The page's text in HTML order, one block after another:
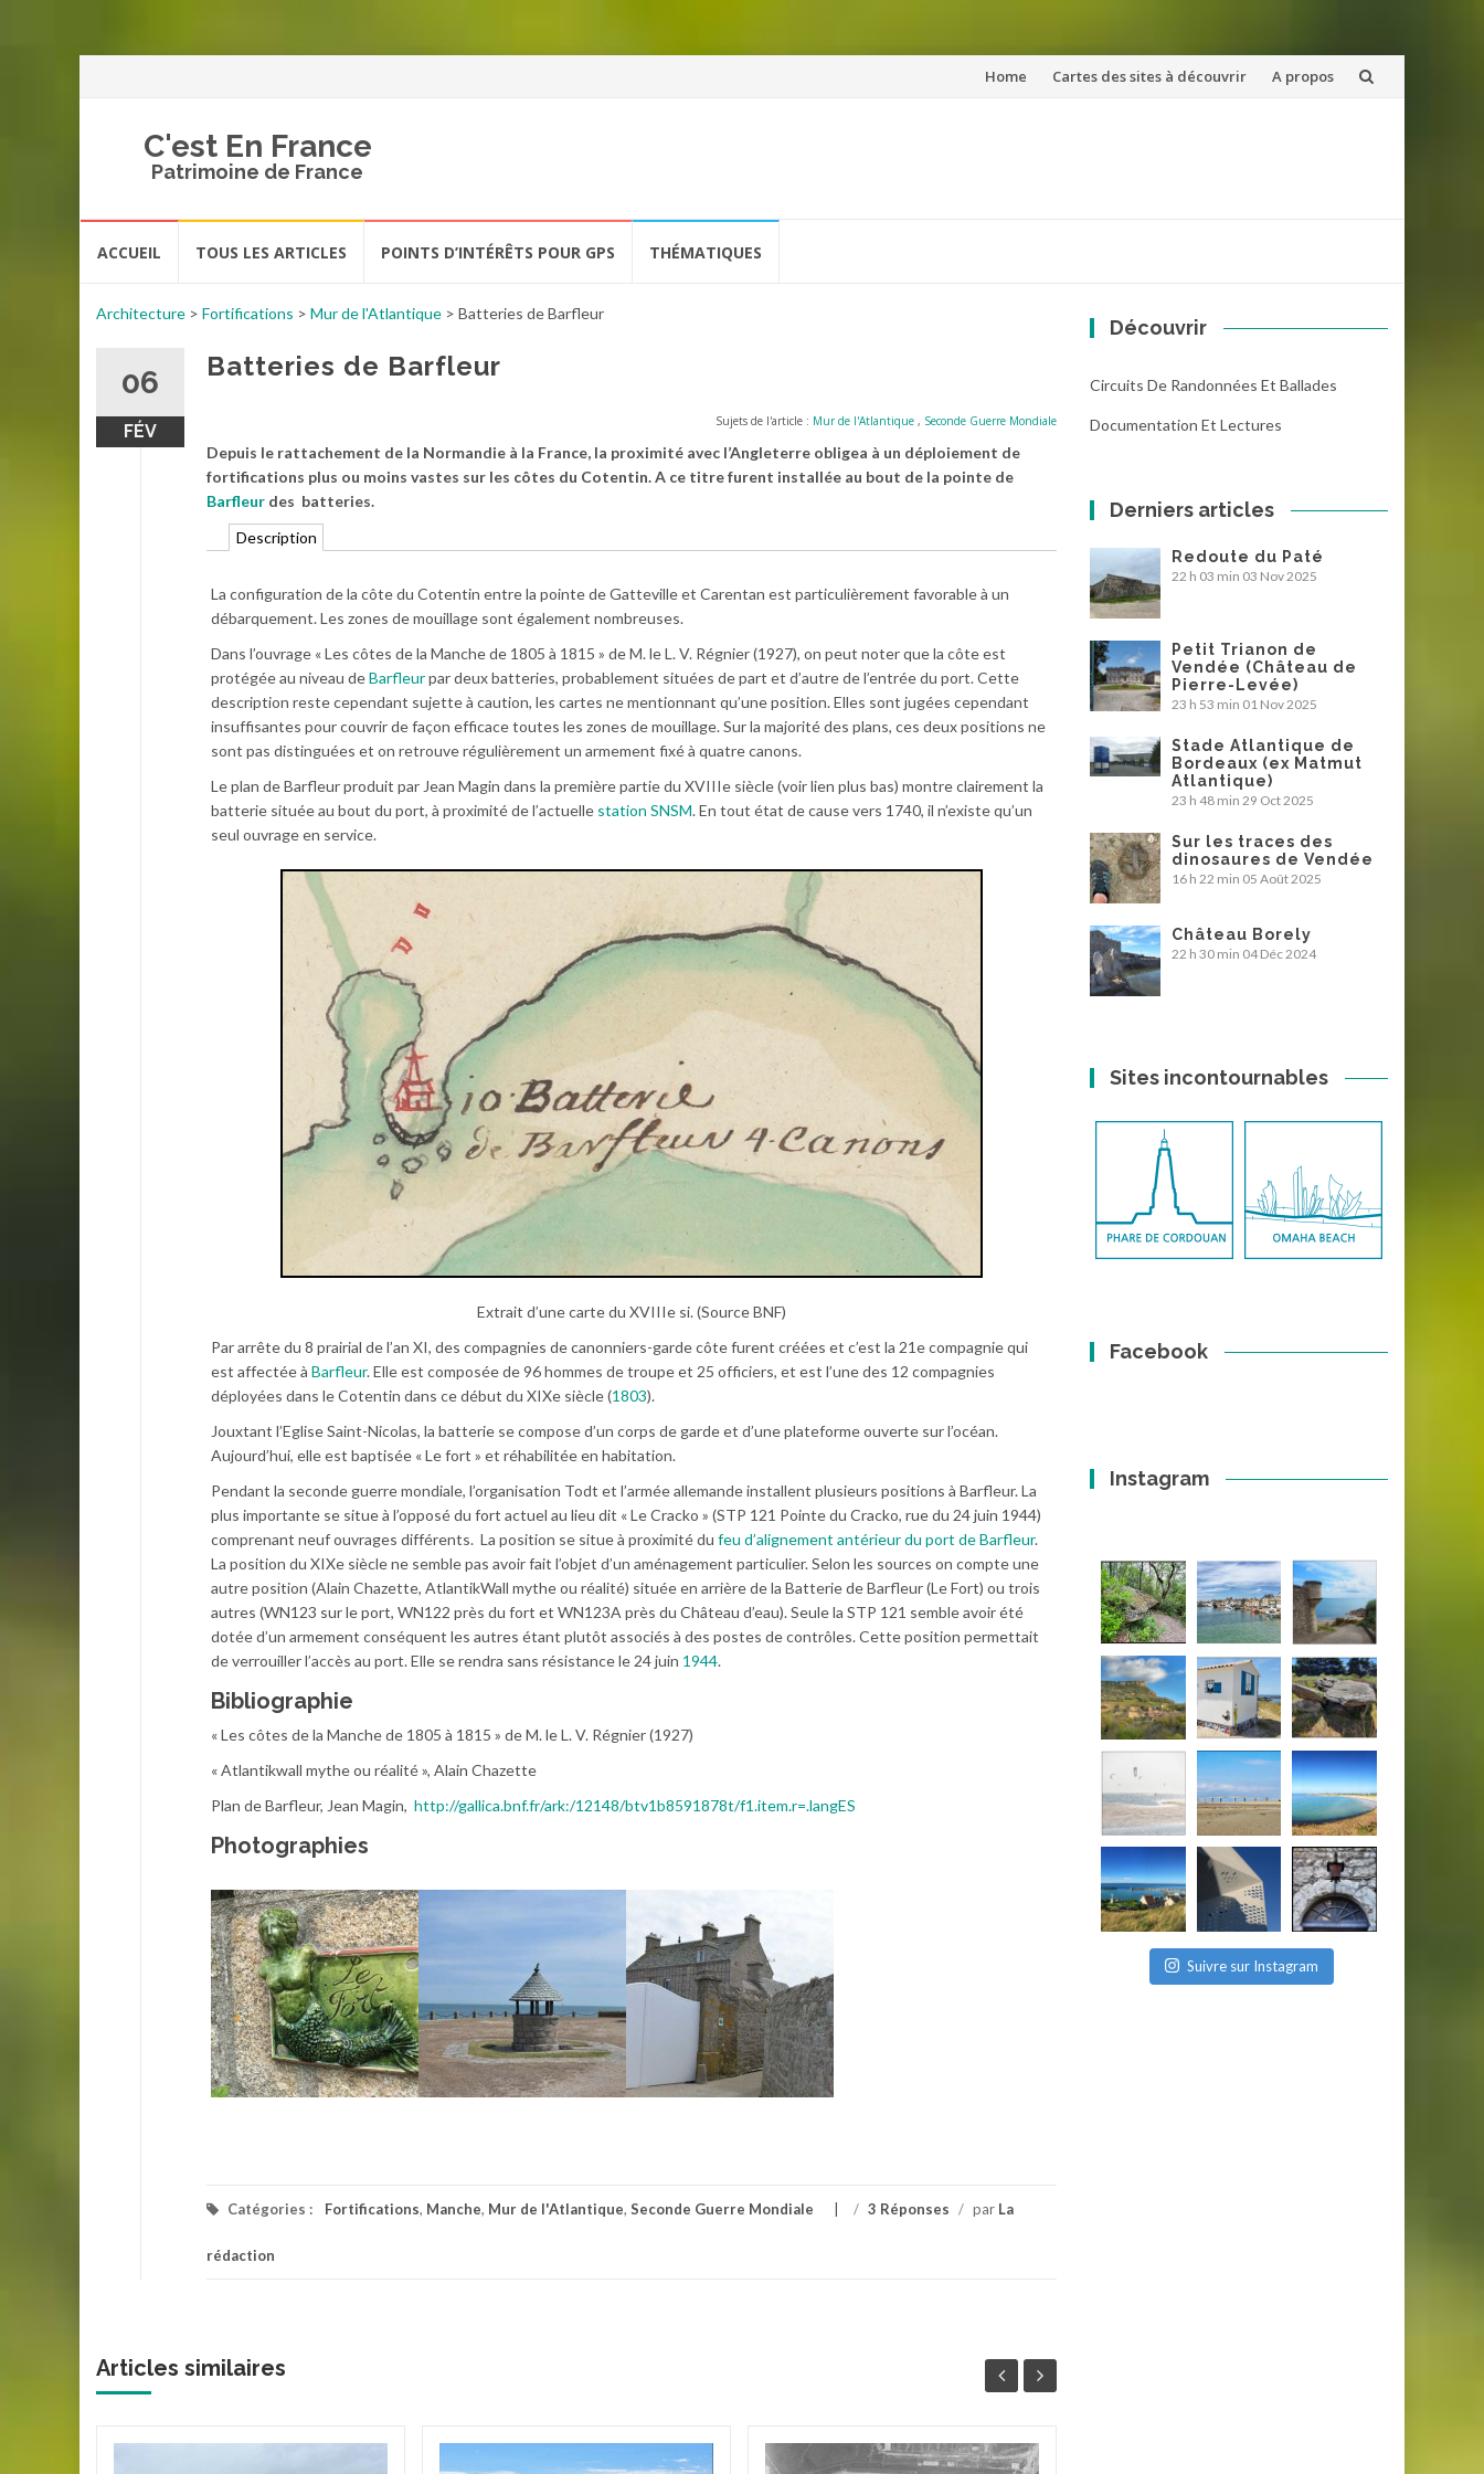
Aller
Home Cartes des sites à découvrir A propos
C'est En France
Patrimoine de France
ACCUEIL TOUS LES ARTICLES POINTS D’INTÉRÊTS POUR GPS THÉMATIQUES
Architecture > Fortifications > Mur de l'Atlantique > Batteries de Barfleur
06
FÉV
Batteries de Barfleur
Sujets de l'article : Mur de l'Atlantique , Seconde Guerre Mondiale
Depuis le rattachement de la Normandie à la France, la proximité avec l’Angleterre obligea à un déploiement de
fortifications plus ou moins vastes sur les côtes du Cotentin. A ce titre furent installée au bout de la pointe de
Barfleur des batteries.
Description
La configuration de la côte du Cotentin entre la pointe de Gatteville et Carentan est particulièrement favorable à un
débarquement. Les zones de mouillage sont également nombreuses.
Dans l’ouvrage « Les côtes de la Manche de 1805 à 1815 » de M. le L. V. Régnier (1927), on peut noter que la côte est
protégée au niveau deBarfleurpar deux batteries, probablement situées de part et d’autre de l’entrée du port. Cette
description reste cependant sujette à caution, les cartes ne mentionnant qu’une position. Elles sont jugées cependant
insuffisantes pour couvrir de façon efficace toutes les zones de mouillage. Sur la majorité des plans, ces deux positions ne
sont pas distinguées et on retrouve régulièrement un armement fixé à quatre canons.
Le plan de Barfleur produit par Jean Magin dans la première partie du XVIIIe siècle (voir lien plus bas) montre clairement la
batterie située au bout du port, à proximité de l’actuelle station SNSM. En tout état de cause vers 1740, il n’existe qu’un
seul ouvrage en service.
Extrait d’une carte du XVIIIe si. (Source BNF)
Par arrête du 8 prairial de l’an XI, des compagnies de canonniers-garde côte furent créées et c’est la 21e compagnie qui
est affectée à Barfleur. Elle est composée de 96 hommes de troupe et 25 officiers, et est l’une des 12 compagnies
déployées dans le Cotentin dans ce début du XIXe siècle (1803).
Jouxtant l’Eglise Saint-Nicolas, la batterie se compose d’un corps de garde et d’une plateforme ouverte sur l’océan.
Aujourd’hui, elle est baptisée « Le fort » et réhabilitée en habitation.
Pendant la seconde guerre mondiale, l’organisation Todt et l’armée allemande installent plusieurs positions à Barfleur. La
plus importante se situe à l’opposé du fort actuel au lieu dit « Le Cracko » (STP 121 Pointe du Cracko, rue du 24 juin 1944)
comprenant neuf ouvrages différents. La position se situe à proximité du feu d’alignement antérieur du port de Barfleur.
La position du XIXe siècle ne semble pas avoir fait l’objet d’un aménagement particulier. Selon les sources on compte une
autre position (Alain Chazette, AtlantikWall mythe ou réalité) située en arrière de la Batterie de Barfleur (Le Fort) ou trois
autres (WN123 sur le port, WN122 près du fort et WN123A près du Château d’eau). Seule la STP 121 semble avoir été
dotée d’un armement conséquent les autres étant plutôt associés à des postes de contrôles. Cette position permettait
de verrouiller l’accès au port. Elle se rendra sans résistance le 24 juin 1944.
Bibliographie
« Les côtes de la Manche de 1805 à 1815 » de M. le L. V. Régnier (1927)
« Atlantikwall mythe ou réalité », Alain Chazette
Plan de Barfleur, Jean Magin, http://gallica.bnf.fr/ark:/12148/btv1b8591878t/f1.item.r=.langES
Photographies
Catégories : Fortifications, Manche, Mur de l'Atlantique, Seconde Guerre Mondiale / 3 Réponses / par La
rédaction
Articles similaires
Découvrir
Circuits De Randonnées Et Ballades
Documentation Et Lectures
Derniers articles
Redoute du Paté
22 h 03 min 03 Nov 2025
Petit Trianon de
Vendée (Château de
Pierre-Levée)
23 h 53 min 01 Nov 2025
Stade Atlantique de
Bordeaux (ex Matmut
Atlantique)
23 h 48 min 29 Oct 2025
Sur les traces des
dinosaures de Vendée
16 h 22 min 05 Août 2025
Château Borely
22 h 30 min 04 Déc 2024
Sites incontournables
Facebook
Instagram
Suivre sur Instagram